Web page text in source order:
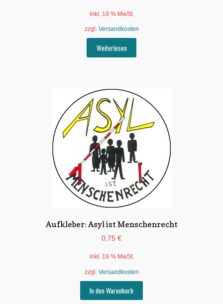
inkl. 19 % MwSt.
zzgl. Versandkosten
Weiterlesen
Aufkleber: Asyl ist Menschenrecht
0,75 €
inkl. 19 % MwSt.
zzgl. Versandkosten
In den Warenkorb